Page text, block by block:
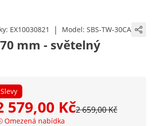
EX10030821 | Model: SBS-TW-30CA
mm - světelný
Slevy
579,00 Kč2 659,00 Kč
Omezená nabídka